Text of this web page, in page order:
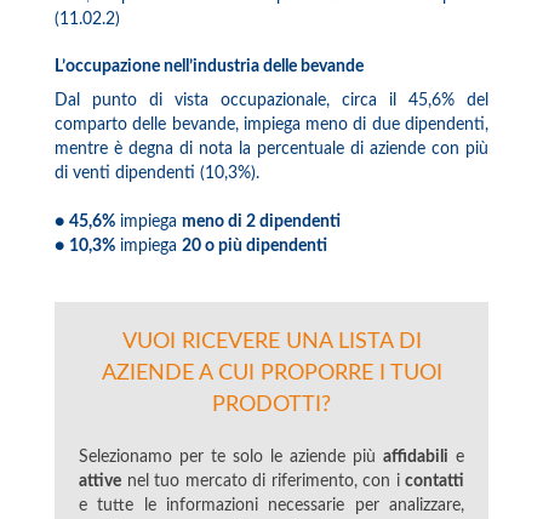
(11.02.2)
L’occupazione nell’industria delle bevande
Dal punto di vista occupazionale, circa il 45,6% del
comparto delle bevande, impiega meno di due dipendenti,
mentre è degna di nota la percentuale di aziende con più
di venti dipendenti (10,3%).
● 45,6% impiega meno di 2 dipendenti
● 10,3% impiega 20 o più dipendenti
VUOI RICEVERE UNA LISTA DI
AZIENDE A CUI PROPORRE I TUOI
PRODOTTI?
Selezionamo per te solo le aziende più affidabili e
attive nel tuo mercato di riferimento, con i contatti
e tutte le informazioni necessarie per analizzare,